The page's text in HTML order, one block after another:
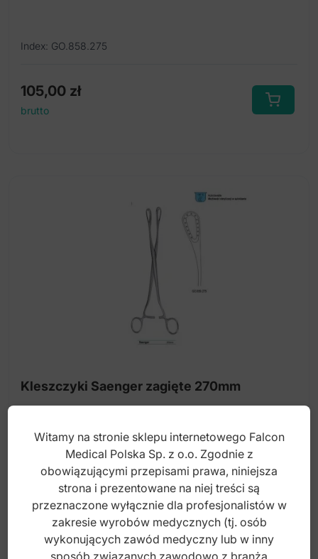
Index: GO.858.275
105,00 zł
brutto
Kleszczyki Saenger zagięte 270mm
Index: GO.859.275
120,00zł
brutto
Witamy na stronie sklepu internetowego Falcon
Medical Polska Sp. z o.o. Zgodnie z
obowiązującymi przepisami prawa, niniejsza
strona i prezentowane na niej treści są
przeznaczone wyłącznie dla profesjonalistów w
zakresie wyrobów medycznych (tj. osób
wykonujących zawód medyczny lub w inny
sposób związanych zawodowo z branżą